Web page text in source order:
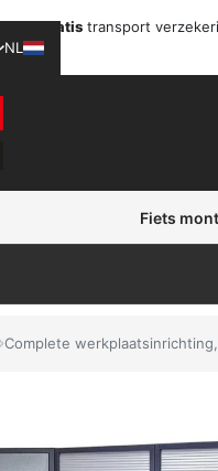
Gratis transport
NL
Fiets
Complete